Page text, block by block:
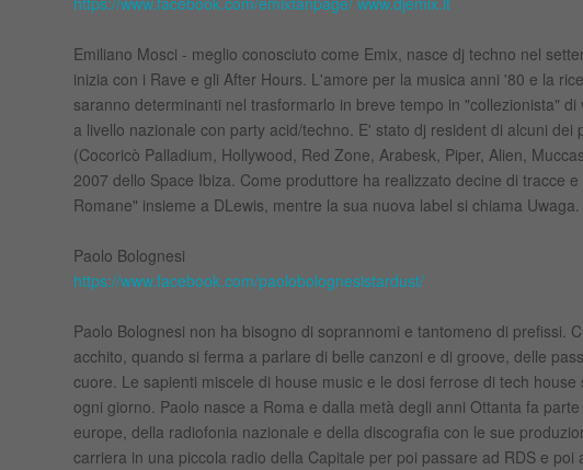
Emiliano Mosci - meglio conosciuto come Emix, nasce dj techno nel
inizia con i Rave e gli After Hours. L'amore per la musica anni '80 e la
saranno determinanti nel trasformarlo in breve tempo in "collezionista"
a livello nazionale con party acid/techno. E' stato dj resident di alcuni dei
(Cocoricò Palladium, Hollywood, Red Zone, Arabesk, Piper, Alien,
2007 dello Space Ibiza. Come produttore ha realizzato decine di tracce
Romane" insieme a DLewis, mentre la sua nuova label si chiama Uwaga.
Paolo Bolognesi
https://www.facebook.com/paolobolognesistardust/
Paolo Bolognesi non ha bisogno di soprannomi e tantomeno di prefissi.
acchito, quando si ferma a parlare di belle canzoni e di groove, delle
cuore. Le sapienti miscele di house music e le dosi ferrose di tech
ogni giorno. Paolo nasce a Roma e dalla metà degli anni Ottanta fa
europe, della radiofonia nazionale e della discografia con le sue
carriera in una piccola radio della Capitale per poi passare ad RDS e poi